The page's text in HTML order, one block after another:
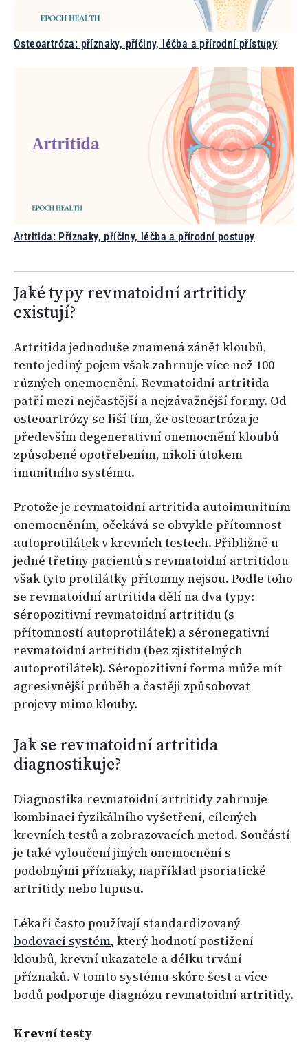
Osteoartróza: příznaky, příčiny, léčba a přírodní přístupy
Artritida: Příznaky, příčiny, léčba a přírodní postupy
Jaké typy revmatoidní artritidy
existují?
Artritida jednoduše znamená zánět kloubů,
tento jediný pojem však zahrnuje více než 100
různých onemocnění. Revmatoidní artritida
patří mezi nejčastější a nejzávažnější formy. Od
osteoartrózy se liší tím, že osteoartróza je
především degenerativní onemocnění kloubů
způsobené opotřebením, nikoli útokem
imunitního systému.
Protože je revmatoidní artritida autoimunitním
onemocněním, očekává se obvykle přítomnost
autoprotilátek v krevních testech. Přibližně u
jedné třetiny pacientů s revmatoidní artritidou
však tyto protilátky přítomny nejsou. Podle toho
se revmatoidní artritida dělí na dva typy:
séropozitivní revmatoidní artritidu (s
přítomností autoprotilátek) a séronegativní
revmatoidní artritidu (bez zjistitelných
autoprotilátek). Séropozitivní forma může mít
agresivnější průběh a častěji způsobovat
projevy mimo klouby.
Jak se revmatoidní artritida
diagnostikuje?
Diagnostika revmatoidní artritidy zahrnuje
kombinaci fyzikálního vyšetření, cílených
krevních testů a zobrazovacích metod. Součástí
je také vyloučení jiných onemocnění s
podobnými příznaky, například psoriatické
artritidy nebo lupusu.
Lékaři často používají standardizovaný
bodovací systém, který hodnotí postižení
kloubů, krevní ukazatele a délku trvání
příznaků. V tomto systému skóre šest a více
bodů podporuje diagnózu revmatoidní artritidy.
Krevní testy